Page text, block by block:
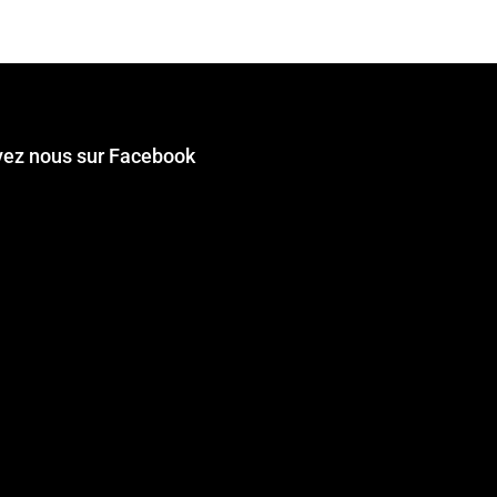
nous sur Facebook